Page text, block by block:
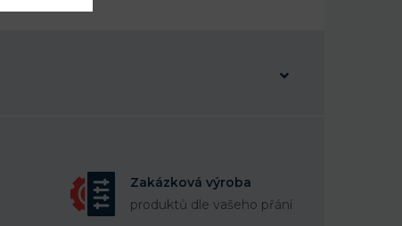
Zakázková výroba
produktů dle vašeho přání